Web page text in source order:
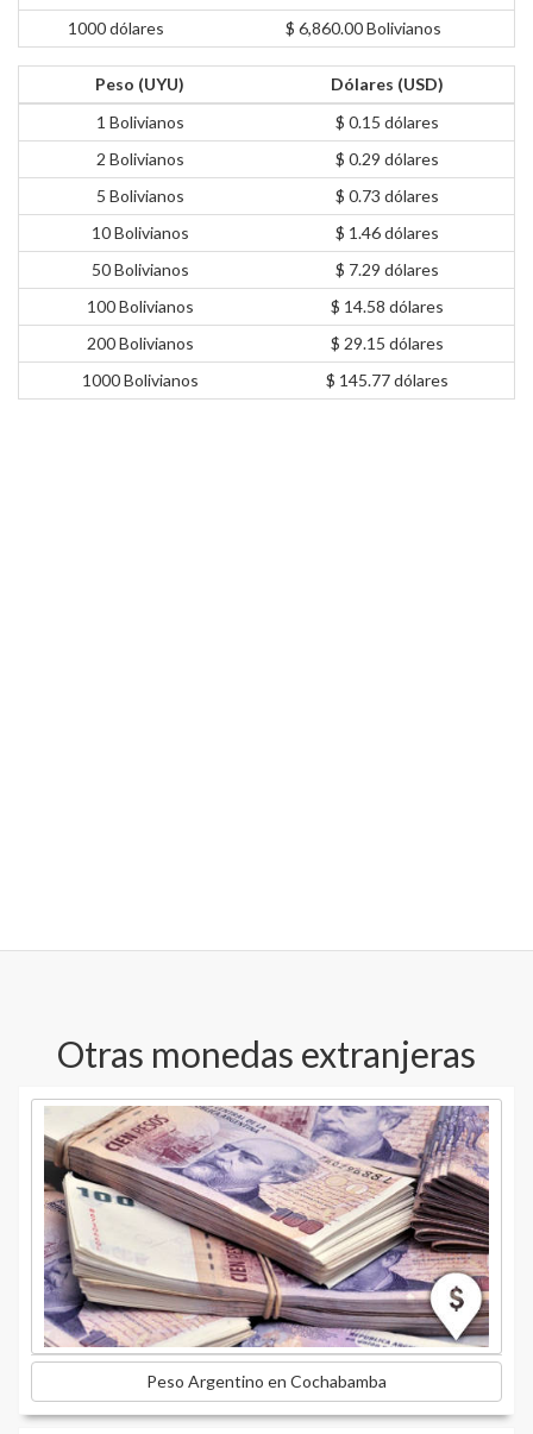
1000 dólares
$ 6,860.00 Bolivianos
Peso (UYU)
Dólares (USD)
1 Bolivianos
$ 0.15 dólares
2 Bolivianos
$ 0.29 dólares
5 Bolivianos
$ 0.73 dólares
10 Bolivianos
$ 1.46 dólares
50 Bolivianos
$ 7.29 dólares
100 Bolivianos
$ 14.58 dólares
200 Bolivianos
$ 29.15 dólares
1000 Bolivianos
$ 145.77 dólares
Otras monedas extranjeras
Peso Argentino en Cochabamba